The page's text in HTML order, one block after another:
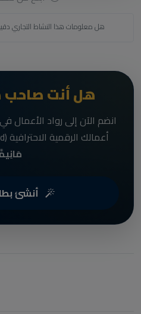
هل معلومات هذا النشاط التجاري
هل أنت صاحب
انضم الآن إلى رواد الأعمال
أعمالك الرقمية الاحترافية (Bio-Card) مجاناً عبر خدمة
أنشئ